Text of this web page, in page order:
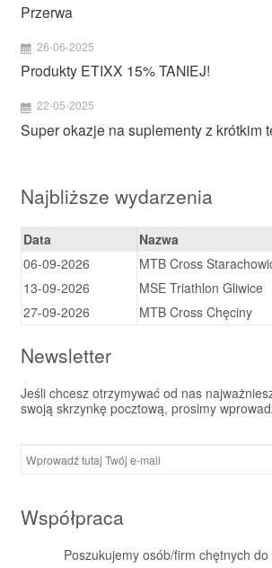
Przerwa
26-06-2025
Produkty ETIXX 15% TANIEJ!
22-05-2025
Super okazje na suplementy z krótkim
Najbliższe wydarzenia
Data
Nazwa
06-09-2026
MTB Cross
13-09-2026
MSE Triathlon Gliwice
27-09-2026
MTB Cross Chęciny
Newsletter
Jeśli chcesz otrzymywać od nas
swoją skrzynkę pocztową, prosimy
Współpraca
Poszukujemy osób/firm chętnych do